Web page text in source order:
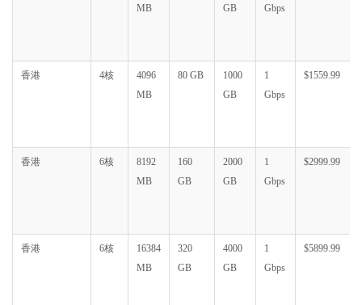
MB
GB
Gbps
香港 4核
4096
MB
80 GB
1000
GB
1
Gbps
$1559.99
香港 6核
8192
MB
160
GB
2000
GB
1
Gbps
$2999.99
香港 6核
16384
MB
320
GB
4000
GB
1
Gbps
$5899.99